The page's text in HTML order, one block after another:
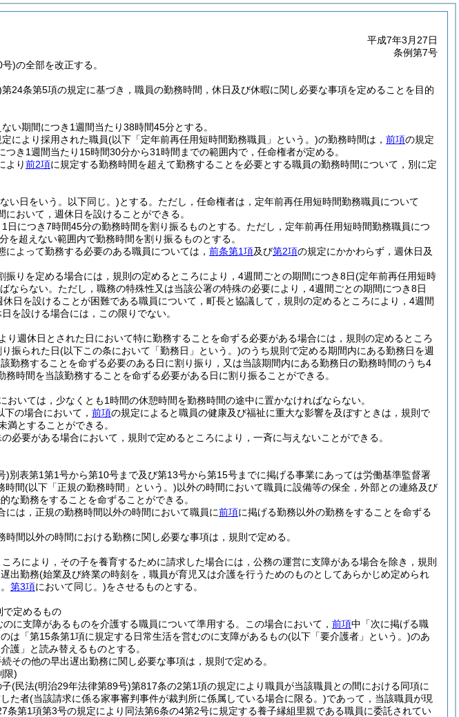
平成7年3月27日
条例第7号
)の全部を改正する。
第24条第5項の規定に基づき，職員の勤務時間，休日及び休暇に関し必要な事項を定めることを目的
い期間につき1週間当たり38時間45分とする。
により採用された職員(以下「定年前再任用短時間勤務職員」という。)の勤務時間は， 前項の規定
き1週間当たり15時間30分から31時間までの範囲内で，任命権者が定める。
より前2項に規定する勤務時間を超えて勤務することを必要とする職員の勤務時間について，別に定
い日をいう。以下同じ。)とする。 ただし，任命権者は，定年前再任用短時間勤務職員について
おいて，週休日を設けることができる。
につき7時間45分の勤務時間を割り振るものとする。 ただし，定年前再任用短時間勤務職員につ
超えない範囲内で勤務時間を割り振るものとする。
よって勤務する必要のある職員については， 前条第1項及び第2項の規定にかかわらず，週休日及
振りを定める場合には，規則の定めるところにより，4週間ごとの期間につき8日(定年前再任用短時
ならない。 ただし，職務の特殊性又は当該公署の特殊の必要により，4週間ごとの期間につき8日
休日を設けることが困難である職員について，町長と協議して，規則の定めるところにより，4週間
を設ける場合には，この限りでない。
り週休日とされた日において特に勤務することを命ずる必要がある場合には，規則の定めるところ
振られた日(以下この条において「勤務日」という。)のうち規則で定める期間内にある勤務日を週
勤務することを命ずる必要のある日に割り振り，又は当該期間内にある勤務日の勤務時間のうち4
時間を当該勤務することを命ずる必要がある日に割り振ることができる。
いては，少なくとも1時間の休憩時間を勤務時間の途中に置かなければならない。
の場合において， 前項の規定によると職員の健康及び福祉に重大な影響を及ぼすときは，規則で
満とすることができる。
必要がある場合において，規則で定めるところにより，一斉に与えないことができる。
)別表第1第1号から第10号まで及び第13号から第15号までに掲げる事業にあっては労働基準監督署
時間(以下「正規の勤務時間」という。)以外の時間において職員に設備等の保全，外部との連絡及び
な勤務をすることを命ずることができる。
は，正規の勤務時間以外の時間において職員に前項に掲げる勤務以外の勤務をすることを命ずる
時間以外の時間における勤務に関し必要な事項は，規則で定める。
ろにより，その子を養育するために請求した場合には，公務の運営に支障がある場合を除き，規則
出勤務(始業及び終業の時刻を，職員が育児又は介護を行うためのものとしてあらかじめ定められ
第3項において同じ。)をさせるものとする。
で定めるもの
に支障があるものを介護する職員について準用する。 この場合において， 前項中「次に掲げる職
は「第15条第1項に規定する日常生活を営むのに支障があるもの(以下「要介護者」という。)のあ
護」と読み替えるものとする。
その他の早出遅出勤務に関し必要な事項は，規則で定める。
限)
子(民法(明治29年法律第89号)第817条の2第1項の規定により職員が当該職員との間における同項に
た者(当該請求に係る家事審判事件が裁判所に係属している場合に限る。)であって，当該職員が現
条第1項第3号の規定により同法第6条の4第2号に規定する養子縁組里親である職員に委託されてい